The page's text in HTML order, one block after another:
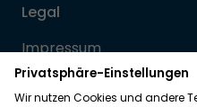
Legal
Impressum
Datenschutz